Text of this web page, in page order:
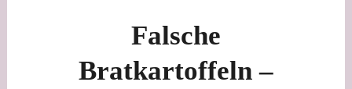
Falsche
Bratkartoffeln –